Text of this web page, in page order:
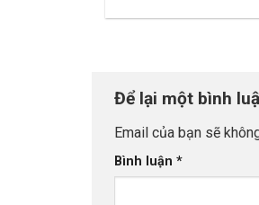
Để lại một bình
Email của bạn sẽ
Bình luận *